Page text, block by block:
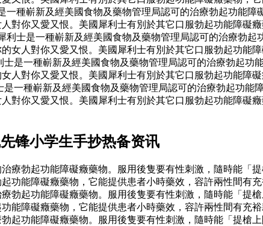
一種嶄新及經美國食物及藥物管理局認可的治療勃起功能
對你又愛又恨。美國犀利士有別於其它口服勃起功能障礙
利士是一種嶄新及經美國食物及藥物管理局認可的治療勃
女人對你又愛又恨。美國犀利士有別於其它口服勃起功能
是一種嶄新及經美國食物及藥物管理局認可的治療勃起
人對你又愛又恨。美國犀利士有別於其它口服勃起功能障
一種嶄新及經美國食物及藥物管理局認可的治療勃起功
對你又愛又恨。美國犀利士有別於其它口服勃起功能障礙
锋小学生手抄热备资讯
療勃起功能障礙癥藥物。服用後隻要有性刺激，隨時能「
功能障礙癥藥物，它能提供患者小時藥效，容許兩性間有
勃起功能障礙癥藥物。服用後隻要有性刺激，隨時能「提
能障礙癥藥物，它能提供患者小時藥效，容許兩性間有充
起功能障礙癥藥物。服用後隻要有性刺激，隨時能「提槍